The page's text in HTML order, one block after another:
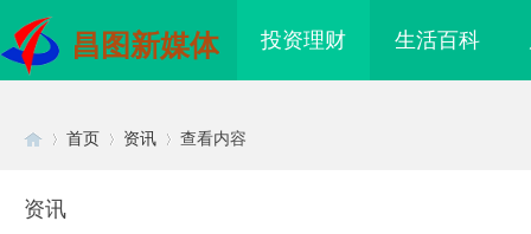
昌图新媒体 投资理财 生活百科
首页 资讯 查看内容
资讯